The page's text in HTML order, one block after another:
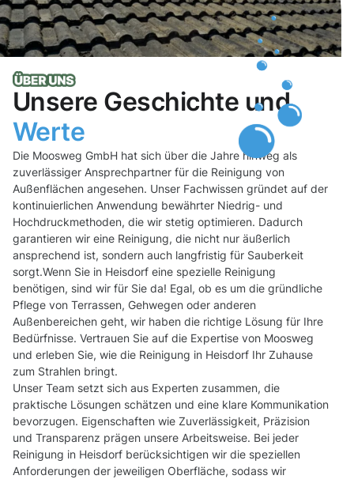
Unsere Geschichte und
Werte
Die Moosweg GmbH hat sich über die Jahre hinweg als
zuverlässiger Ansprechpartner für die Reinigung von
Außenflächen angesehen. Unser Fachwissen gründet auf der
kontinuierlichen Anwendung bewährter Niedrig- und
Hochdruckmethoden, die wir stetig optimieren. Dadurch
garantieren wir eine Reinigung, die nicht nur äußerlich
ansprechend ist, sondern auch langfristig für Sauberkeit
sorgt.Wenn Sie in Heisdorf eine spezielle Reinigung
benötigen, sind wir für Sie da! Egal, ob es um die gründliche
Pflege von Terrassen, Gehwegen oder anderen
Außenbereichen geht, wir haben die richtige Lösung für Ihre
Bedürfnisse. Vertrauen Sie auf die Expertise von Moosweg
und erleben Sie, wie die Reinigung in Heisdorf Ihr Zuhause
zum Strahlen bringt.
Unser Team setzt sich aus Experten zusammen, die
praktische Lösungen schätzen und eine klare Kommunikation
bevorzugen. Eigenschaften wie Zuverlässigkeit, Präzision
und Transparenz prägen unsere Arbeitsweise. Bei jeder
Reinigung in Heisdorf berücksichtigen wir die speziellen
Anforderungen der jeweiligen Oberfläche, sodass wir